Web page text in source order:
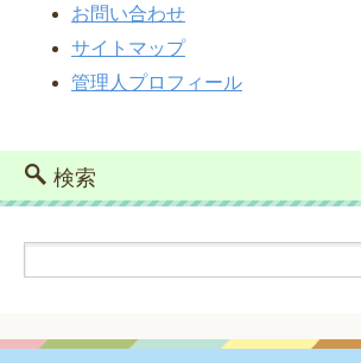
お問い合わせ
サイトマップ
管理人プロフィール
検索